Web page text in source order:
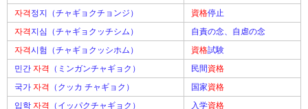
자격 정지（チャギョクチョンジ） 資格停止
자격 지심（チャギョクッチシム）
自責の念、自虐の念
자격시험（チャギョクッシホム） 資格試験
민간 자격 （ミンガンチャギョク） 民間資格
국가 자격 （クッカ チャギョク） 国家資格
입학 자격 （イッパクチャギョク） 入学資格